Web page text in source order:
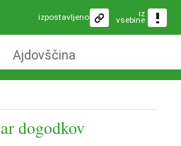
iz
vsebine
izpostavljeno
Ajdovščina
dogodkov